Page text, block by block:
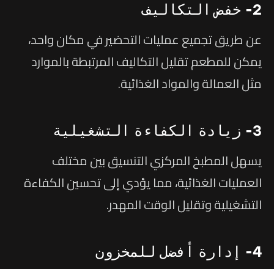
2- خفض التكاليف
عن طريق تجميع عمليات التحضير في مكان واحد،
يمكن للمطعم تقليل التكاليف المرتبطة بالموارد
مثل العمالة والمواد الغذائية.
3- زيادة الكفاءة التشغيلية
يسهل المطبخ المركزي التنسيق بين مختلف
العمليات الغذائية، مما يؤدي إلى تحسين الكفاءة
التشغيلية وتقليل الوقت المهدر.
4- إدارة أفضل للمخزون